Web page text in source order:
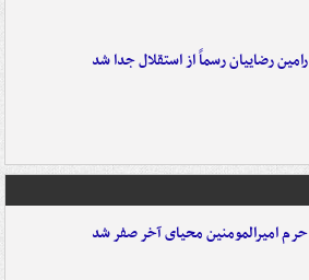
رامین رضاییان رسماً از استقلال جدا شد
حرم امیرالمومنین محیای آخر صفر شد